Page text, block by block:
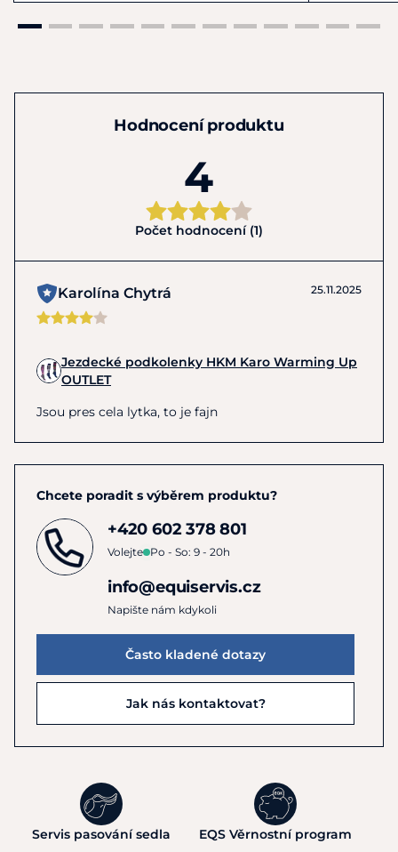
Hodnocení produktu
4
Počet hodnocení (1)
Karolína Chytrá 25.11.2025
Jezdecké podkolenky HKM Karo Warming Up
OUTLET
Jsou pres cela lytka, to je fajn
Chcete poradit s výběrem produktu?
+420 602 378 801
Volejte Po - So: 9 - 20h
info@equiservis.cz
Napište nám kdykoli
Často kladené dotazy
Jak nás kontaktovat?
Servis pasování sedla EQS Věrnostní program